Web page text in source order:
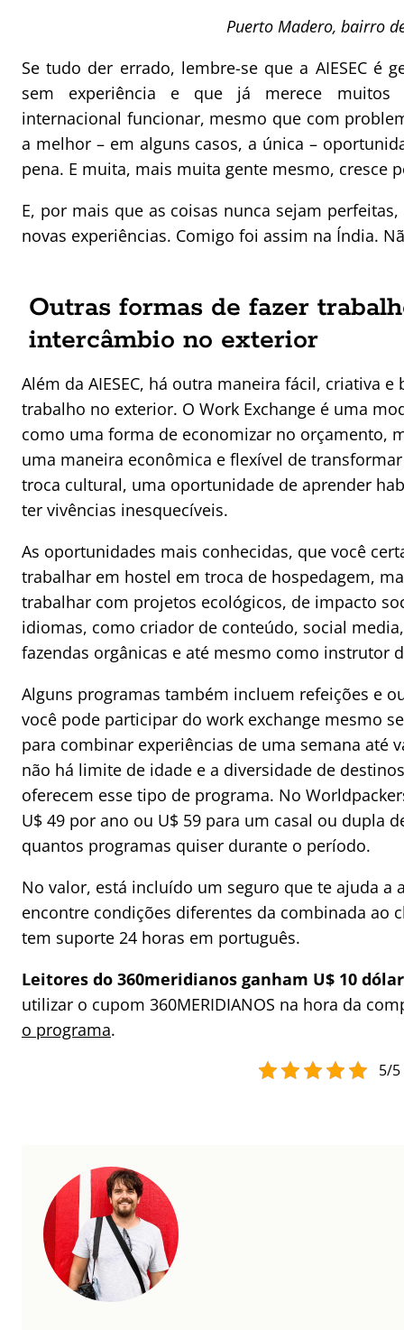
Puerto Madero, bairro
Se tudo der errado, lembre-se que a AIESEC é
sem experiência e que já merece muitos
internacional funcionar, mesmo que com
a melhor – em alguns casos, a única –
pena. E muita, mais muita gente mesmo, cresce
E, por mais que as coisas nunca sejam
novas experiências. Comigo foi assim na Índia.
Outras formas de fazer
intercâmbio no exterior
Além da AIESEC, há outra maneira fácil, criativa
trabalho no exterior. O Work Exchange é uma
como uma forma de economizar no orçamento,
uma maneira econômica e flexível de
troca cultural, uma oportunidade de aprender
ter vivências inesquecíveis.
As oportunidades mais conhecidas, que você
trabalhar em hostel em troca de hospedagem,
trabalhar com projetos ecológicos, de impacto
idiomas, como criador de conteúdo, social
fazendas orgânicas e até mesmo como instrutor
Alguns programas também incluem refeições e
você pode participar do work exchange mesmo
para combinar experiências de uma semana até
não há limite de idade e a diversidade de
oferecem esse tipo de programa. No
U$ 49 por ano ou U$ 59 para um casal ou dupla
quantos programas quiser durante o período.
No valor, está incluído um seguro que te ajuda a
encontre condições diferentes da combinada ao
tem suporte 24 horas em português.
Leitores do 360meridianos ganham U$ 10
utilizar o cupom 360MERIDIANOS na hora da
o programa.
5/5